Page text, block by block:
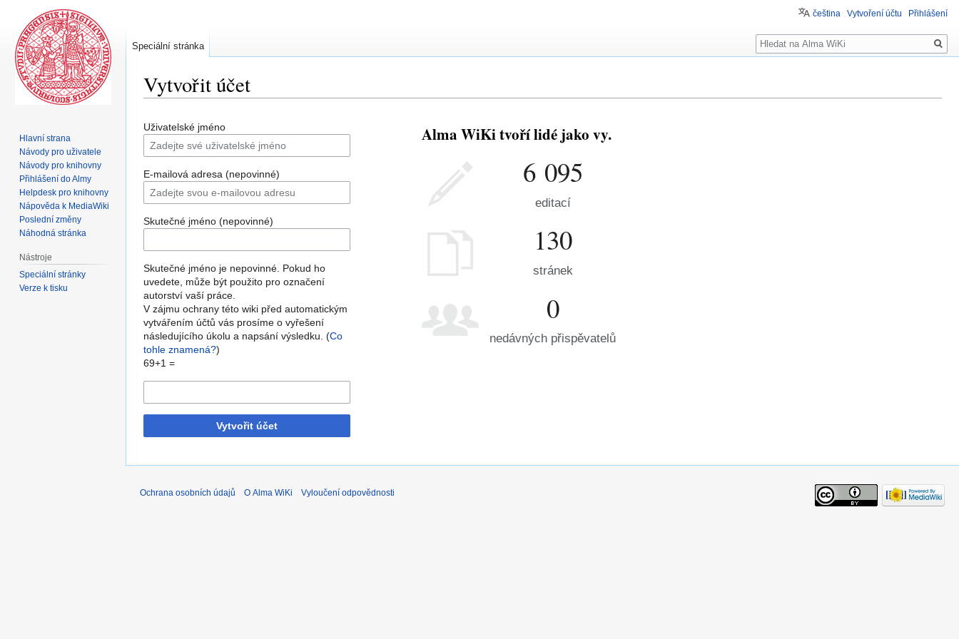
Vytvořit účet
na
navigaci
na
vyhledávání
Uživatelské jméno
E-mailová adresa (nepovinné)
Skutečné jméno (nepovinné)
Skutečné jméno je nepovinné. Pokud ho
uvedete, může být použito pro označení
autorství vaší práce.
V zájmu ochrany této wiki před automatickým
vytvářením účtů vás prosíme o vyřešení
následujícího úkolu a napsání výsledku. (Co
tohle znamená?)
69+1 =
Vytvořit účet
Alma WiKi tvoří lidé jako vy.
6 095
editací
130
stránek
0
nedávných přispěvatelů
čeština Vytvoření účtu Přihlášení
Speciální stránka
Hledat
Hlavní strana
Návody pro uživatele
Návody pro knihovny
Přihlášení do Almy
Helpdesk pro knihovny
Nápověda k MediaWiki
Poslední změny
Náhodná stránka
Nástroje
Speciální stránky
Verze k tisku
Ochrana osobních údajů O Alma WiKi Vyloučení odpovědnosti